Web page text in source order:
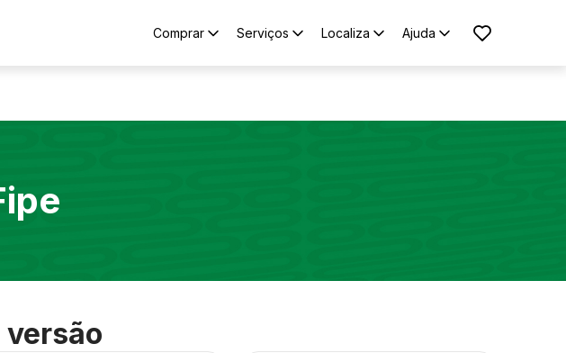
Comprar Serviços Localiza Ajuda
versão